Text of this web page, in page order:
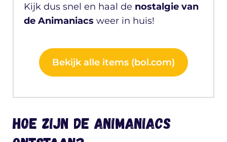
Kijk dus snel en haal de nostalgie van
de Animaniacs weer in huis!
Bekijk alle items (bol.com)
Hoe zijn de Animaniacs